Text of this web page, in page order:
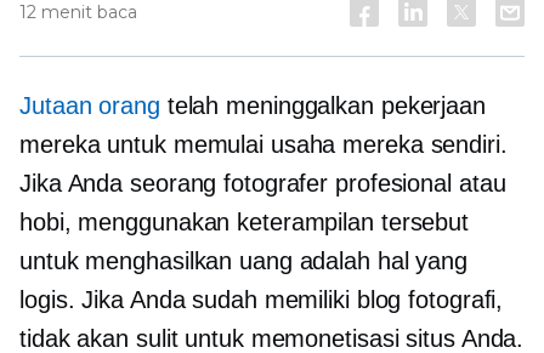
12 menit baca
Jutaan orang telah meninggalkan pekerjaan
mereka untuk memulai usaha mereka sendiri.
Jika Anda seorang fotografer profesional atau
hobi, menggunakan keterampilan tersebut
untuk menghasilkan uang adalah hal yang
logis. Jika Anda sudah memiliki blog fotografi,
tidak akan sulit untuk memonetisasi situs Anda.